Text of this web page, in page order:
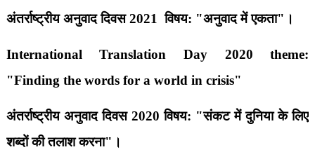
अंतर्राष्ट्रीय अनुवाद दिवस 2021विषय: "अनुवाद में एकता"।
International Translation Day 2020 theme:
"Finding the words for a world in crisis"
अंतर्राष्ट्रीय अनुवाद दिवस 2020विषय: "संकट में दुनिया के लिए
शब्दों की तलाश करना"।